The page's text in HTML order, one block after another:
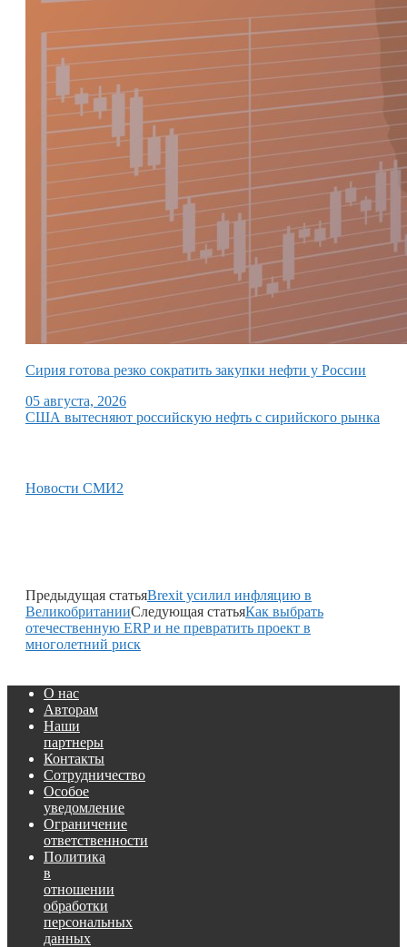
Сирия готова резко сократить закупки нефти у России
05 августа, 2026
США вытесняют российскую нефть с сирийского рынка
Новости СМИ2
Предыдущая статьяBrexit усилил инфляцию в
ВеликобританииСледующая статьяКак выбрать
отечественную ERP и не превратить проект в
многолетний риск
О нас
Авторам
Наши
партнеры
Контакты
Сотрудничество
Особое
уведомление
Ограничение
ответственности
Политика
в
отношении
обработки
персональных
данных